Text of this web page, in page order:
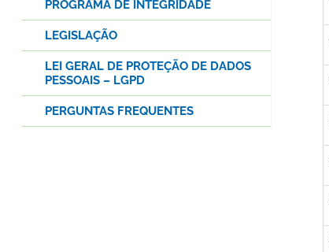
PROGRAMA DE INTEGRIDADE
LEGISLAÇÃO
LEI GERAL DE PROTEÇÃO DE DADOS
PESSOAIS – LGPD
PERGUNTAS FREQUENTES